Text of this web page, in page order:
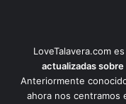
LoveTalavera.com
actualizadas sobre
Anteriormente
ahora nos centramos